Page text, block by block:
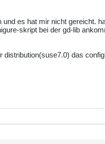
es hat mir nicht gereicht.
skript bei der gd-lib
das